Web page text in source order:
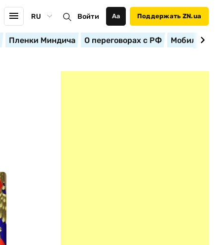
RU Войти Аа Поддержать ZN.ua
Пленки Миндича О переговорах с РФ